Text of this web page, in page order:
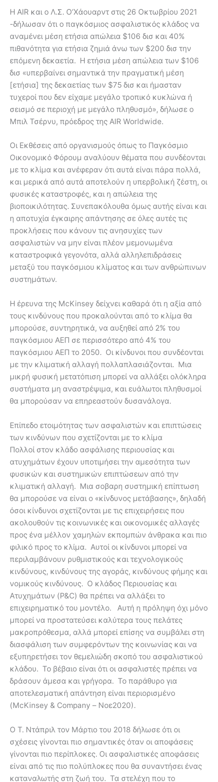
Η AIR και ο Λ.Σ. Ο’Χάουαρντ στις 26 Οκτωβρίου 2021
-δήλωσαν ότι ο παγκόσμιος ασφαλιστικός κλάδος να
αναμένει μέση ετήσια απώλεια $106 δισ και 40%
πιθανότητα για ετήσια ζημιά άνω των $200 δισ την
επόμενη δεκαετία. Η ετήσια μέση απώλεια των $106
δισ «υπερβαίνει σημαντικά την πραγματική μέση
[ετήσια] της δεκαετίας των $75 δισ και ήμασταν
τυχεροί που δεν είχαμε μεγάλο τροπικό κυκλώνα ή
σεισμό σε περιοχή με μεγάλο πληθυσμό», δήλωσε ο
Μπιλ Τσέρνυ, πρόεδρος της AIR Worldwide.
Οι Εκθέσεις από οργανισμούς όπως το Παγκόσμιο
Οικονομικό Φόρουμ αναλύουν θέματα που συνδέονται
με το κλίμα και ανέφεραν ότι αυτά είναι πάρα πολλά,
και μερικά από αυτά αποτελούν η υπερβολική ζέστη, οι
φυσικές καταστροφές, και η απώλεια της
βιοποικιλότητας. Συνεπακόλουθα όμως αυτής είναι και
η αποτυχία έγκαιρης απάντησης σε όλες αυτές τις
προκλήσεις που κάνουν τις ανησυχίες των
ασφαλιστών να μην είναι πλέον μεμονωμένα
καταστροφικά γεγονότα, αλλά αλληλεπιδράσεις
μεταξύ του παγκόσμιου κλίματος και των ανθρώπινων
συστημάτων.
Η έρευνα της McKinsey δείχνει καθαρά ότι η αξία από
τους κινδύνους που προκαλούνται από το κλίμα θα
μπορούσε, συντηρητικά, να αυξηθεί από 2% του
παγκόσμιου ΑΕΠ σε περισσότερο από 4% του
παγκόσμιου ΑΕΠ το 2050. Οι κίνδυνοι που συνδέονται
με την κλιματική αλλαγή πολλαπλασιάζονται. Μια
μικρή φυσική μετατόπιση μπορεί να αλλάξει ολόκληρα
συστήματα μη αναστρέψιμα, και ευάλωτοι πληθυσμοί
θα μπορούσαν να επηρεαστούν δυσανάλογα.
Επίπεδο ετοιμότητας των ασφαλιστών και επιπτώσεις
των κινδύνων που σχετίζονται με το κλίμα
Πολλοί στον κλάδο ασφάλισης περιουσίας και
ατυχημάτων έχουν υποτιμήσει την αμεσότητα των
φυσικών και συστημικών επιπτώσεων από την
κλιματική αλλαγή. Μια σοβαρη συστημική επίπτωση
θα μπορούσε να είναι ο «κίνδυνος μετάβασης», δηλαδή
όσοι κίνδυνοι σχετίζονται με τις επιχειρήσεις που
ακολουθούν τις κοινωνικές και οικονομικές αλλαγές
προς ένα μέλλον χαμηλών εκπομπών άνθρακα και πιο
φιλικό προς το κλίμα. Αυτοί οι κίνδυνοι μπορεί να
περιλαμβάνουν ρυθμιστικούς και τεχνολογικούς
κινδύνους, κινδύνους της αγοράς, κινδύνους φήμης και
νομικούς κινδύνους. Ο κλάδος Περιουσίας και
Ατυχημάτων (P&C) θα πρέπει να αλλάξει το
επιχειρηματικό του μοντέλο. Αυτή η πρόληψη όχι μόνο
μπορεί να προστατεύσει καλύτερα τους πελάτες
μακροπρόθεσμα, αλλά μπορεί επίσης να συμβάλει στη
διασφάλιση των συμφερόντων της κοινωνίας και να
εξυπηρετήσει τον θεμελιώδη σκοπό του ασφαλιστικού
κλάδου. Το βέβαιο είναι ότι οι ασφαλιστές πρέπει να
δράσουν άμεσα και γρήγορα. Το παράθυρο για
αποτελεσματική απάντηση είναι περιορισμένο
(McKinsey & Company – Νοε2020).
Ο Τ. Ντάπριλ τον Μάρτιο του 2018 δήλωσε ότι οι
σχέσεις γίνονται πιο σημαντικές όταν οι αποφάσεις
γίνονται πιο περίπλοκες. Οι ασφαλιστικές αποφάσεις
είναι από τις πιο πολύπλοκες που θα συναντήσει ένας
καταναλωτής στη ζωή του. Τα στελέχη που το